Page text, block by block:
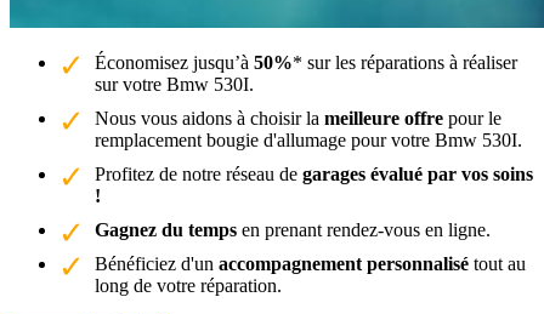
Économisez jusqu’à 50%* sur les réparations à réaliser
sur votre Bmw 530I.
Nous vous aidons à choisir la meilleure offre pour le
remplacement bougie d'allumage pour votre Bmw 530I.
Profitez de notre réseau de garages évalué par vos soins
!
Gagnez du temps en prenant rendez-vous en ligne.
Bénéficiez d'un accompagnement personnalisé tout au
long de votre réparation.